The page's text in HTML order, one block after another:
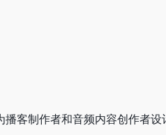
播客制作者和音频内容创作者